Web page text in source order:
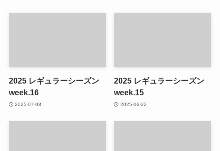
2025 レギュラーシーズン
week.16
2025-07-08
2025 レギュラーシーズン
week.15
2025-06-22